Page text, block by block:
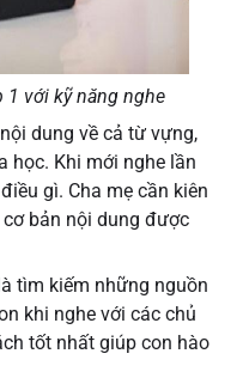
1 với kỹ năng nghe
dung về cả từ vựng,
học. Khi mới nghe lần
gì. Cha mẹ cần kiên
bản nội dung được
tìm kiếm những nguồn
khi nghe với các chủ
tốt nhất giúp con hào